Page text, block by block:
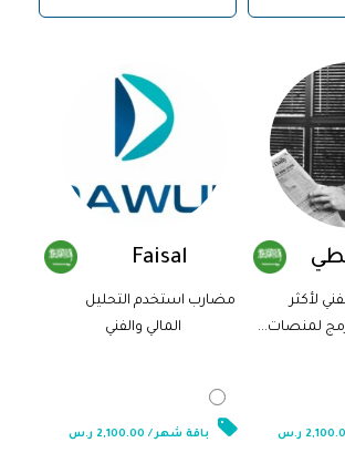
لأكثر
لمنصات...
Faisal
مضارب استخدم التحليل
المالي والفني
باقة شهر / 2,100.00 ر.س